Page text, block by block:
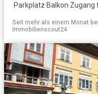
·Parkplatz·Balkon·Zugang
Seit mehr als einem Monat bei
Immobilienscout24